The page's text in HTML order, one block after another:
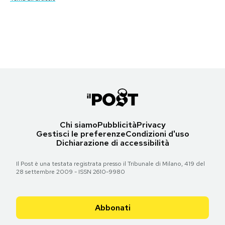
Torna all'articolo
Le prime pagine di venerdì 24 agosto 2012
Chi siamoPubblicitàPrivacy
Gestisci le preferenzeCondizioni d'uso
Dichiarazione di accessibilità
Il Post è una testata registrata presso il Tribunale di Milano, 419 del
28 settembre 2009 - ISSN 2610-9980
Abbonati